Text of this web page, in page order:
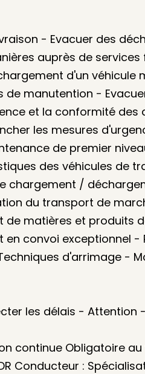
- Evacuer des
auprès de
d'un véhicule
de manutention -
et la conformité des
les mesures
de premier
des véhicules de
chargement /
du transport de
de matières et produits
convoi exceptionnel -
d'arrimage -
les délais - Attention
continue Obligatoire
Conducteur :